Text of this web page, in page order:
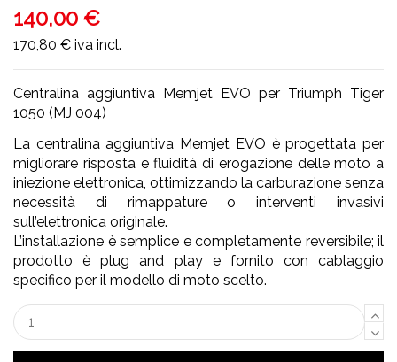
140,00 €
170,80 € iva incl.
Centralina aggiuntiva Memjet EVO per Triumph Tiger
1050 (MJ 004)
La centralina aggiuntiva Memjet EVO è progettata per
migliorare risposta e fluidità di erogazione delle moto a
iniezione elettronica, ottimizzando la carburazione senza
necessità di rimappature o interventi invasivi
sull’elettronica originale.
L’installazione è semplice e completamente reversibile; il
prodotto è plug and play e fornito con cablaggio
specifico per il modello di moto scelto.